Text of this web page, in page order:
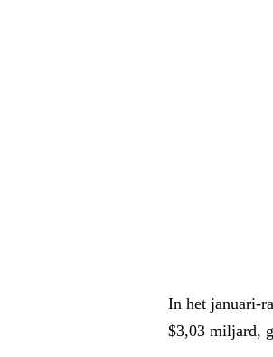
In het januari-
$3,03 miljard,